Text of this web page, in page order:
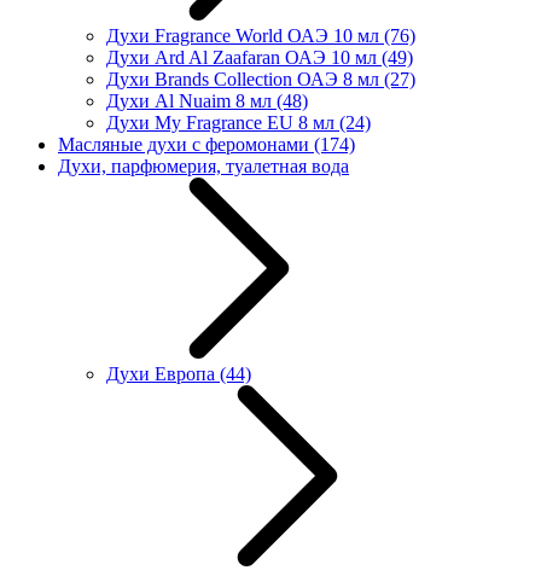
Духи Fragrance World ОАЭ 10 мл (76)
Духи Ard Al Zaafaran ОАЭ 10 мл (49)
Духи Brands Collection ОАЭ 8 мл (27)
Духи Al Nuaim 8 мл (48)
Духи My Fragrance EU 8 мл (24)
Масляные духи с феромонами (174)
Духи, парфюмерия, туалетная вода
Духи Европа (44)